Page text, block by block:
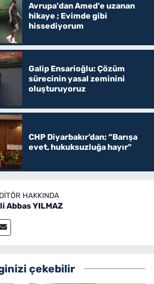
Avrupa'dan Amed'e uzanan
hikaye ; Evimde gibi
hissediyorum
Galip Ensarioğlu: Çözüm
sürecinin yasal zeminini
oluşturuyoruz
CHP Diyarbakır’dan; “Barışa
evet, hukuksuzluğa hayır"
HAKKINDA
Abbas YILMAZ
çekebilir